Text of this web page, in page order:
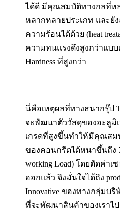
ได้ดี มีคุณสมบัติทางกลที่ห
หลากหลายประเภท และยั
ความร้อนได้ด้วย (heat
ความทนแรงดึงสูงกว่าแบบ
Hardness ที่สูงกว่า
นี่คือเหตุผลที่ทางธนากรุ๊ป
จะพัฒนาตัววัสดุของอะลูมิเ
เกรดที่สูงขึ้นทำให้มีคุณสม
ของคอนกรีตได้หนาขึ้นถึง
working Load) โดยตัดค่าเ
ออกแล้ว จึงมั่นใจได้ถึง
Innovative ของทางกลุ่มบริ
ที่จะพัฒนาสินค้าของเราไป